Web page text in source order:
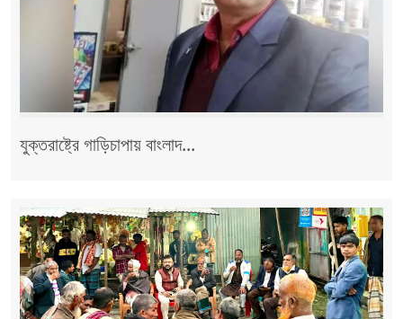
যুক্তরাষ্ট্রে গাড়িচাপায় বাংলাদ...